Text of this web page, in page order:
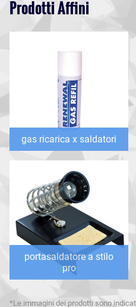
Prodotti Affini
gas ricarica x saldatori
portasaldatore a stilo
pro
*Le immagini dei prodotti sono